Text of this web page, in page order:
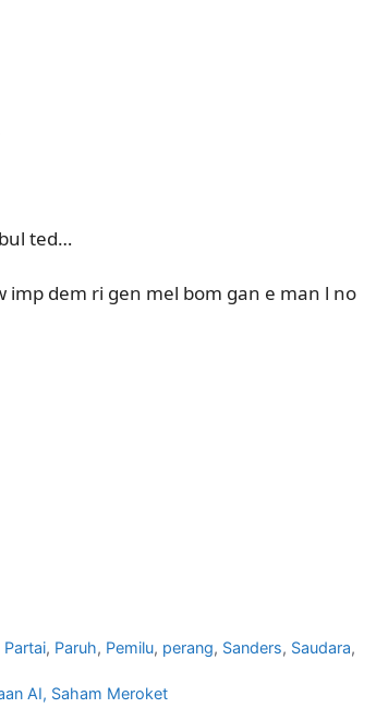
ted…
imp dem ri gen mel bom gan e man l no
Partai, Paruh, Pemilu, perang, Sanders, Saudara,
AI, Saham Meroket